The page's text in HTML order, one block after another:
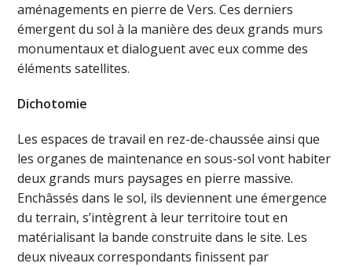
aménagements en pierre de Vers. Ces derniers
émergent du sol à la manière des deux grands murs
monumentaux et dialoguent avec eux comme des
éléments satellites.
Dichotomie
Les espaces de travail en rez-de-chaussée ainsi que
les organes de maintenance en sous-sol vont habiter
deux grands murs paysages en pierre massive.
Enchâssés dans le sol, ils deviennent une émergence
du terrain, s’intègrent à leur territoire tout en
matérialisant la bande construite dans le site. Les
deux niveaux correspondants finissent par